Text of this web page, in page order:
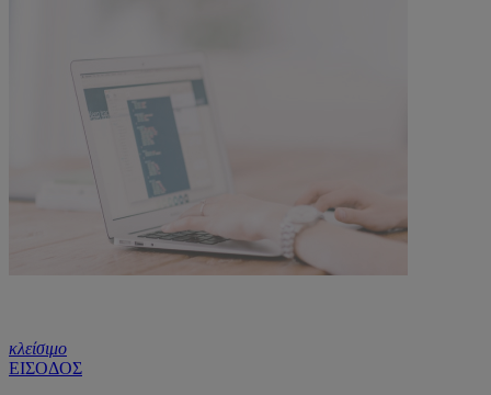
κλείσιμο
ΕΙΣΟΔΟΣ